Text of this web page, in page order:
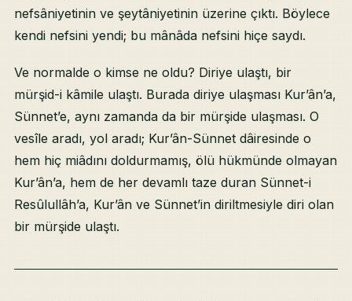
nefsâniyetinin ve şeytâniyetinin üzerine çıktı. Böylece
kendi nefsini yendi; bu mânâda nefsini hiçe saydı.
Ve normalde o kimse ne oldu? Diriye ulaştı, bir
mürşid-i kâmile ulaştı. Burada diriye ulaşması Kur’ân’a,
Sünnet’e, aynı zamanda da bir mürşide ulaşması. O
vesîle aradı, yol aradı; Kur’ân-Sünnet dâiresinde o
hem hiç miâdını doldurmamış, ölü hükmünde olmayan
Kur’ân’a, hem de her devamlı taze duran Sünnet-i
Resûlullâh’a, Kur’ân ve Sünnet’in diriltmesiyle diri olan
bir mürşide ulaştı.